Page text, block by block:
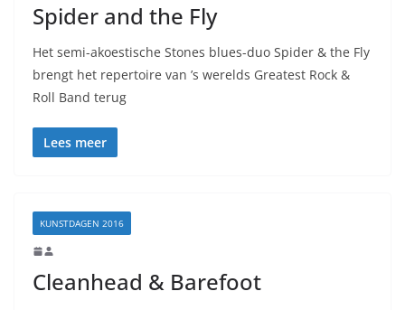
Spider and the Fly
Het semi-akoestische Stones blues-duo Spider & the Fly
brengt het repertoire van ’s werelds Greatest Rock &
Roll Band terug
Lees meer
KUNSTDAGEN 2016
Cleanhead & Barefoot